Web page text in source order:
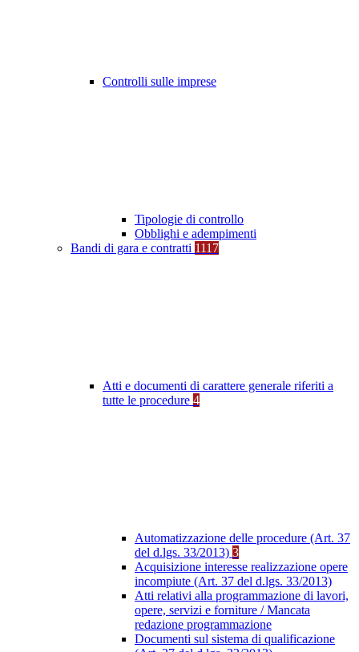
Controlli sulle imprese
Tipologie di controllo
Obblighi e adempimenti
Bandi di gara e contratti 1117
Atti e documenti di carattere generale riferiti a
tutte le procedure 4
Automatizzazione delle procedure (Art. 37
del d.lgs. 33/2013) 3
Acquisizione interesse realizzazione opere
incompiute (Art. 37 del d.lgs. 33/2013)
Atti relativi alla programmazione di lavori,
opere, servizi e forniture / Mancata
redazione programmazione
Documenti sul sistema di qualificazione